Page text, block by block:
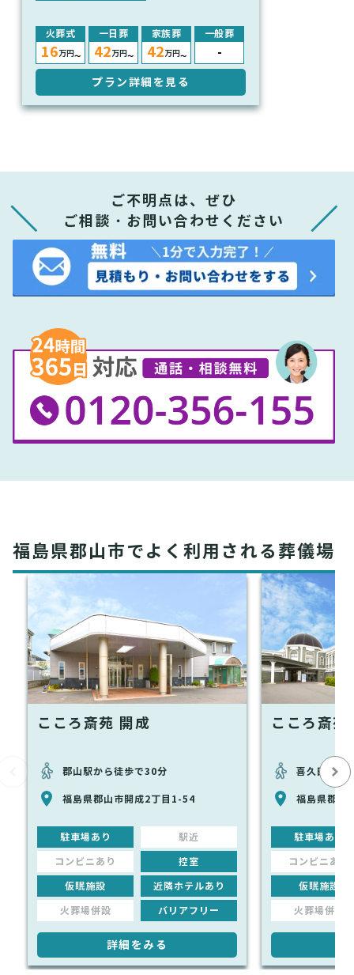
火葬式
16万円〜
一日葬
42万円〜
家族葬
42万円〜
一般葬
-
プラン詳細を見る
ご不明点は、ぜひ
ご相談・お問い合わせください
福島県郡山市でよく利用される葬儀場
こころ斎苑 開成
郡山駅から徒歩で30分
福島県郡山市開成2丁目1-54
駐車場あり 駅近
コンビニあり 控室
仮眠施設 近隣ホテルあり
火葬場併設 バリアフリー
詳細をみる
こころ斎苑
喜久田駅か
福島県郡山
駐車場あり
コンビニあり
仮眠施設
火葬場併設